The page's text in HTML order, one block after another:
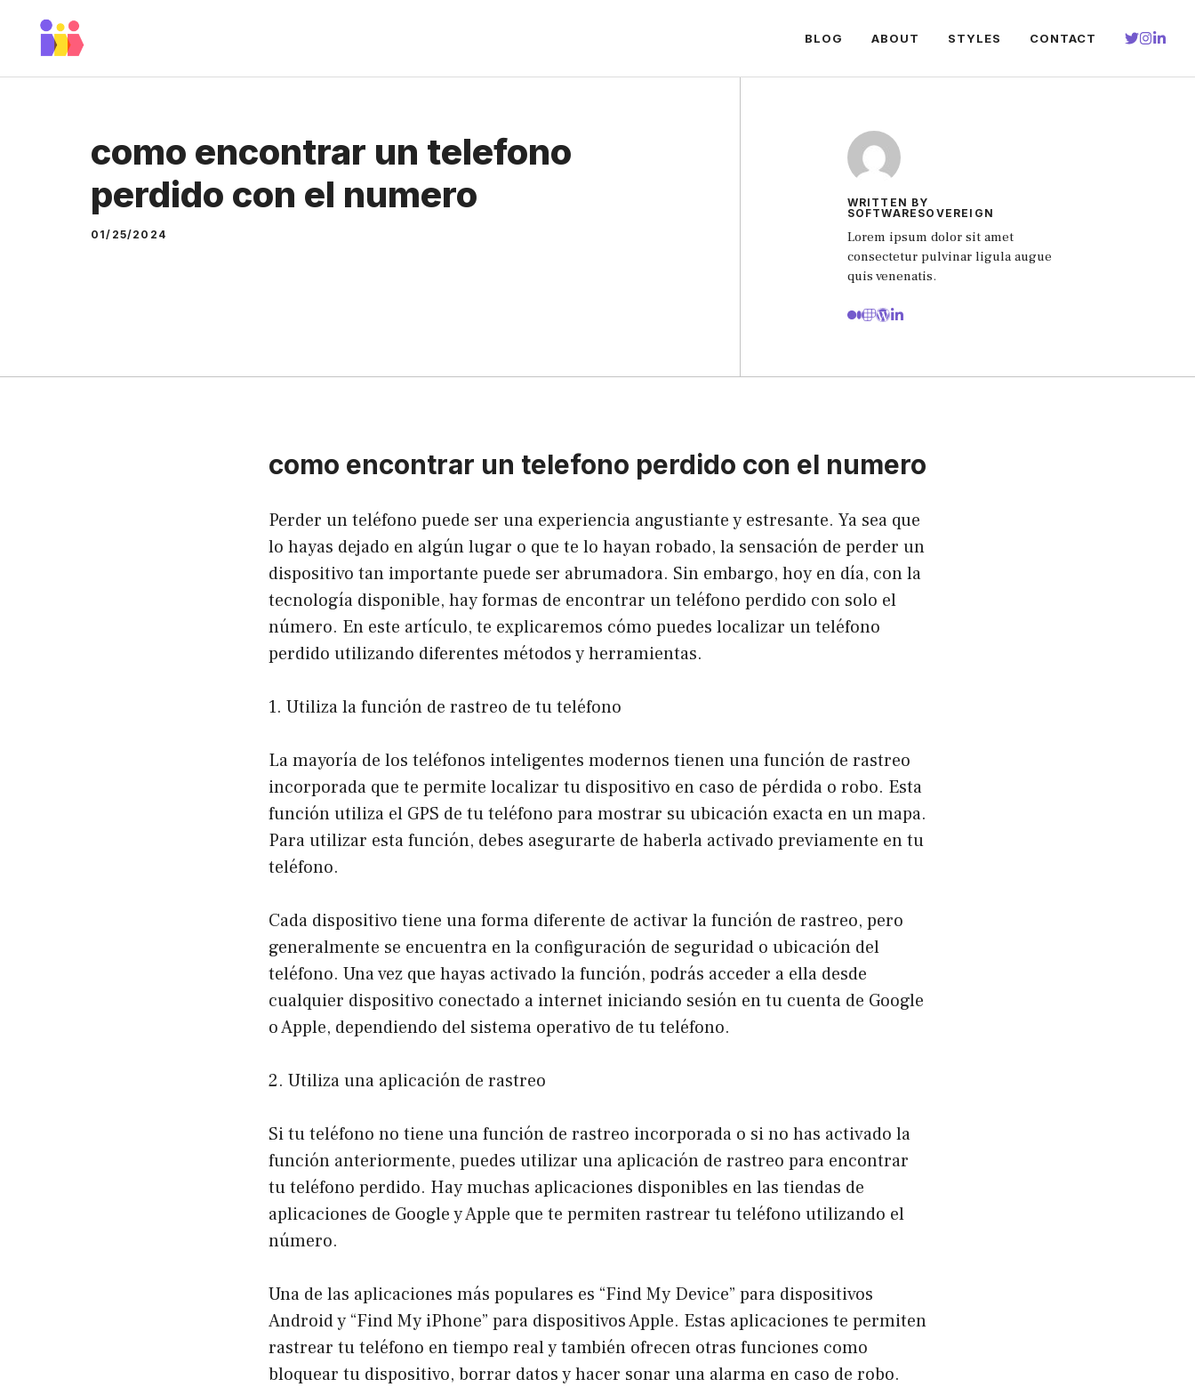
BLOG ABOUT STYLES CONTACT
como encontrar un telefono
perdido con el numero
01/25/2024
WRITTEN BY
SOFTWARESOVEREIGN
Lorem ipsum dolor sit amet
consectetur pulvinar ligula augue
quis venenatis.
como encontrar un telefono perdido con el numero
Perder un teléfono puede ser una experiencia angustiante y estresante. Ya sea que
lo hayas dejado en algún lugar o que te lo hayan robado, la sensación de perder un
dispositivo tan importante puede ser abrumadora. Sin embargo, hoy en día, con la
tecnología disponible, hay formas de encontrar un teléfono perdido con solo el
número. En este artículo, te explicaremos cómo puedes localizar un teléfono
perdido utilizando diferentes métodos y herramientas.
1. Utiliza la función de rastreo de tu teléfono
La mayoría de los teléfonos inteligentes modernos tienen una función de rastreo
incorporada que te permite localizar tu dispositivo en caso de pérdida o robo. Esta
función utiliza el GPS de tu teléfono para mostrar su ubicación exacta en un mapa.
Para utilizar esta función, debes asegurarte de haberla activado previamente en tu
teléfono.
Cada dispositivo tiene una forma diferente de activar la función de rastreo, pero
generalmente se encuentra en la configuración de seguridad o ubicación del
teléfono. Una vez que hayas activado la función, podrás acceder a ella desde
cualquier dispositivo conectado a internet iniciando sesión en tu cuenta de Google
o Apple, dependiendo del sistema operativo de tu teléfono.
2. Utiliza una aplicación de rastreo
Si tu teléfono no tiene una función de rastreo incorporada o si no has activado la
función anteriormente, puedes utilizar una aplicación de rastreo para encontrar
tu teléfono perdido. Hay muchas aplicaciones disponibles en las tiendas de
aplicaciones de Google y Apple que te permiten rastrear tu teléfono utilizando el
número.
Una de las aplicaciones más populares es “Find My Device” para dispositivos
Android y “Find My iPhone” para dispositivos Apple. Estas aplicaciones te permiten
rastrear tu teléfono en tiempo real y también ofrecen otras funciones como
bloquear tu dispositivo, borrar datos y hacer sonar una alarma en caso de robo.